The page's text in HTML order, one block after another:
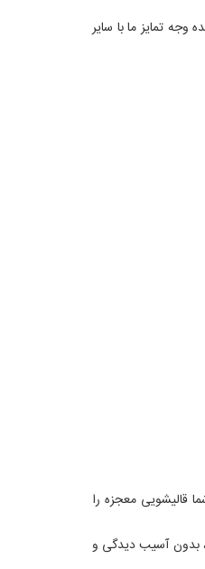
تمایز ما با سایر
قالیشویی معجزه را
بدون آسیب دیدگی و